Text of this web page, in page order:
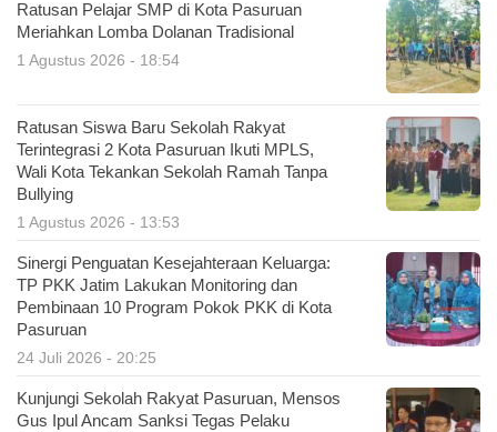
Ratusan Pelajar SMP di Kota Pasuruan
Meriahkan Lomba Dolanan Tradisional
1 Agustus 2026 - 18:54
Ratusan Siswa Baru Sekolah Rakyat
Terintegrasi 2 Kota Pasuruan Ikuti MPLS,
Wali Kota Tekankan Sekolah Ramah Tanpa
Bullying
1 Agustus 2026 - 13:53
Sinergi Penguatan Kesejahteraan Keluarga:
TP PKK Jatim Lakukan Monitoring dan
Pembinaan 10 Program Pokok PKK di Kota
Pasuruan
24 Juli 2026 - 20:25
Kunjungi Sekolah Rakyat Pasuruan, Mensos
Gus Ipul Ancam Sanksi Tegas Pelaku